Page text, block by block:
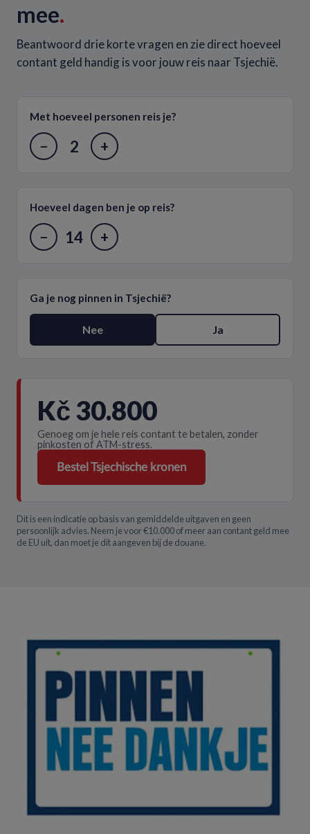
mee.
Beantwoord drie korte vragen en zie direct hoeveel
contant geld handig is voor jouw reis naar Tsjechië.
Met hoeveel personen reis je?
− 2 +
Hoeveel dagen ben je op reis?
− 14 +
Ga je nog pinnen in Tsjechië?
Nee Ja
Kč 30.800
Genoeg om je hele reis contant te betalen, zonder
pinkosten of ATM-stress.
Bestel Tsjechische kronen
Dit is een indicatie op basis van gemiddelde uitgaven en geen
persoonlijk advies. Neem je voor €10.000 of meer aan contant geld mee
de EU uit, dan moet je dit aangeven bij de douane.